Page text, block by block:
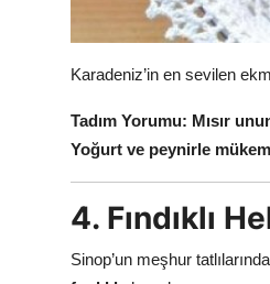
Karadeniz’in en sevilen
Tadım Yorumu: Mısır
Yoğurt ve peynirle
4. Fındıklı
Sinop’un meşhur